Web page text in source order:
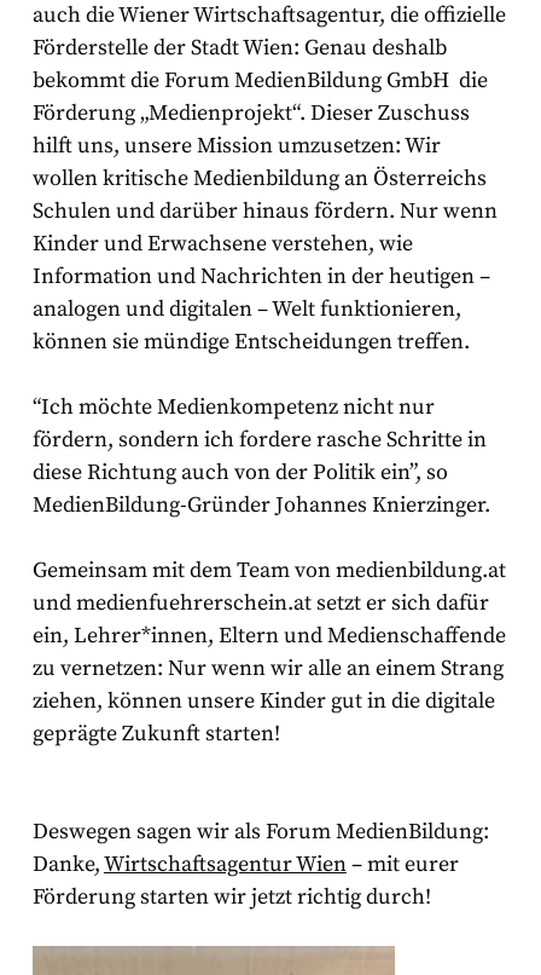
auch die Wiener Wirtschaftsagentur, die offizielle
Förderstelle der Stadt Wien: Genau deshalb
bekommt die Forum MedienBildung GmbH die
Förderung „Medienprojekt“. Dieser Zuschuss
hilft uns, unsere Mission umzusetzen: Wir
wollen kritische Medienbildung an Österreichs
Schulen und darüber hinaus fördern. Nur wenn
Kinder und Erwachsene verstehen, wie
Information und Nachrichten in der heutigen –
analogen und digitalen – Welt funktionieren,
können sie mündige Entscheidungen treffen.
“Ich möchte Medienkompetenz nicht nur
fördern, sondern ich fordere rasche Schritte in
diese Richtung auch von der Politik ein”, so
MedienBildung-Gründer Johannes Knierzinger.
Gemeinsam mit dem Team von medienbildung.at
und medienfuehrerschein.at setzt er sich dafür
ein, Lehrer*innen, Eltern und Medienschaffende
zu vernetzen: Nur wenn wir alle an einem Strang
ziehen, können unsere Kinder gut in die digitale
geprägte Zukunft starten!
Deswegen sagen wir als Forum MedienBildung:
Danke,Wirtschaftsagentur Wien– mit eurer
Förderung starten wir jetzt richtig durch!